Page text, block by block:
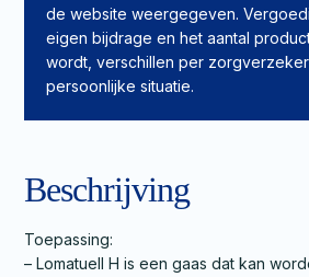
de website weergegeven.
eigen bijdrage en het aantal
wordt, verschillen per
persoonlijke situatie.
Beschrijving
Toepassing:
– Lomatuell H is een gaas dat kan